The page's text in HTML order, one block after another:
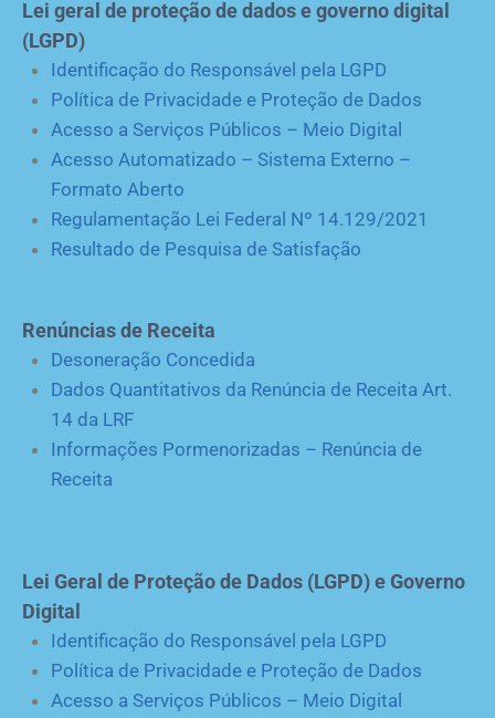
Lei geral de proteção de dados e governo digital
(LGPD)
Identificação do Responsável pela LGPD
Política de Privacidade e Proteção de Dados
Acesso a Serviços Públicos – Meio Digital
Acesso Automatizado – Sistema Externo –
Formato Aberto
Regulamentação Lei Federal Nº 14.129/2021
Resultado de Pesquisa de Satisfação
Renúncias de Receita
Desoneração Concedida
Dados Quantitativos da Renúncia de Receita Art.
14 da LRF
Informações Pormenorizadas – Renúncia de
Receita
Lei Geral de Proteção de Dados (LGPD) e Governo
Digital
Identificação do Responsável pela LGPD
Política de Privacidade e Proteção de Dados
Acesso a Serviços Públicos – Meio Digital